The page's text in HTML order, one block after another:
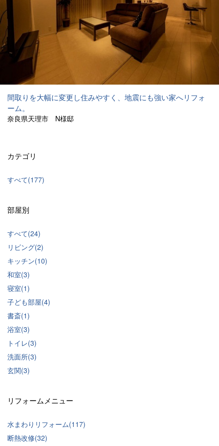
間取りを大幅に変更し住みやすく、地震にも強い家へリフォ
ーム。
奈良県天理市 N様邸
カテゴリ
すべて(177)
部屋別
すべて(24)
リビング(2)
キッチン(10)
和室(3)
寝室(1)
子ども部屋(4)
書斎(1)
浴室(3)
トイレ(3)
洗面所(3)
玄関(3)
リフォームメニュー
水まわりリフォーム(117)
断熱改修(32)